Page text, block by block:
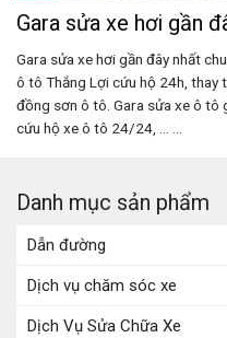
Danh mục sản phẩm
Dẫn đường
Dịch vụ chăm sóc xe
Dịch Vụ Sửa Chữa Xe
Gara sửa xe hơi gần
Gara sửa xe hơi gần đây nhất
ô tô Thắng Lợi cứu hộ 24h, thay
đồng sơn ô tô. Gara sửa xe ô tô
cứu hộ xe ô tô 24/24, ... ...